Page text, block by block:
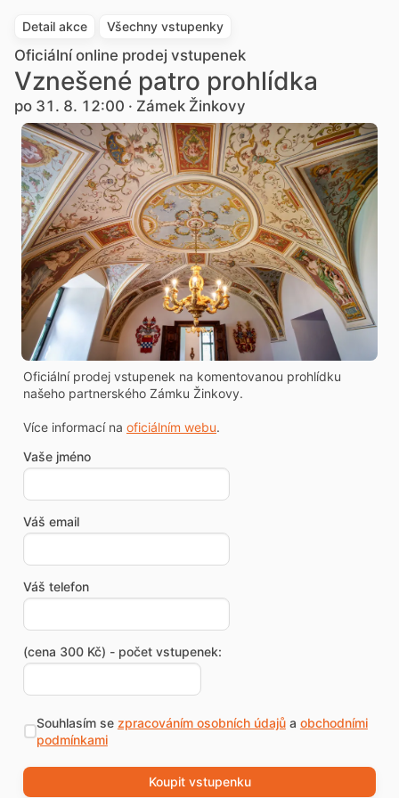
Detail akce Všechny vstupenky
Oficiální online prodej vstupenek
Vznešené patro prohlídka
po 31. 8. 12:00 · Zámek Žinkovy
Oficiální prodej vstupenek na komentovanou prohlídku
našeho partnerského Zámku Žinkovy.
Více informací na oficiálním webu.
Vaše jméno
Váš email
Váš telefon
(cena 300 Kč) - počet vstupenek:
Souhlasím se zpracováním osobních údajůa obchodními
podmínkami
Koupit vstupenku